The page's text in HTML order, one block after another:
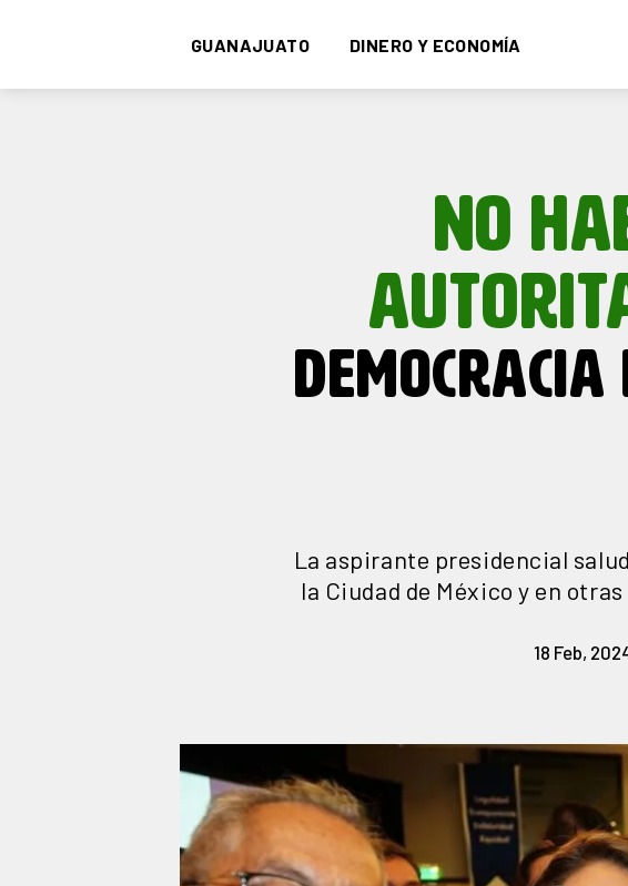
GUANAJUATO DINERO Y ECONOMÍA
NO
La aspirante presidencial
la Ciudad de México y en
18 Feb,